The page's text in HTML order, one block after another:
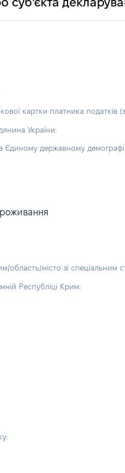
картки платника податків
України:
Єдиному державному
область/місто зі спеціальним
Республіці Крим: